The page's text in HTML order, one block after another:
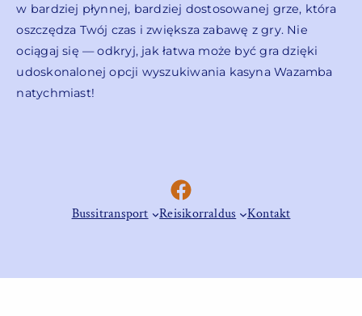
w bardziej płynnej, bardziej dostosowanej grze, która
oszczędza Twój czas i zwiększa zabawę z gry. Nie
ociągaj się — odkryj, jak łatwa może być gra dzięki
udoskonalonej opcji wyszukiwania kasyna Wazamba
natychmiast!
Facebook
Bussitransport Reisikorraldus Kontakt